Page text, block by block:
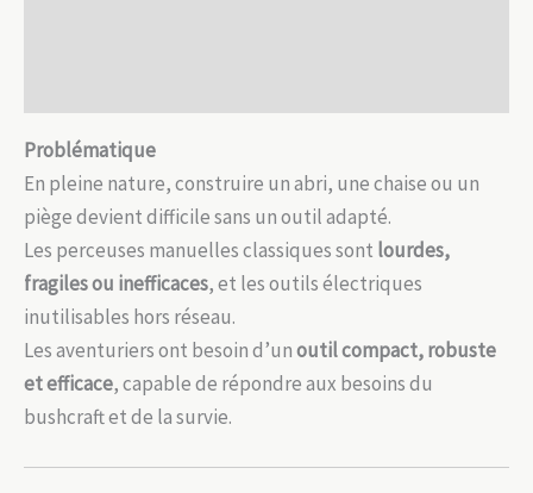
Problématique
En pleine nature, construire un abri, une chaise ou un
piège devient difficile sans un outil adapté.
Les perceuses manuelles classiques sont lourdes,
fragiles ou inefficaces, et les outils électriques
inutilisables hors réseau.
Les aventuriers ont besoin d’unoutil compact, robuste
et efficace, capable de répondre aux besoins du
bushcraft et de la survie.